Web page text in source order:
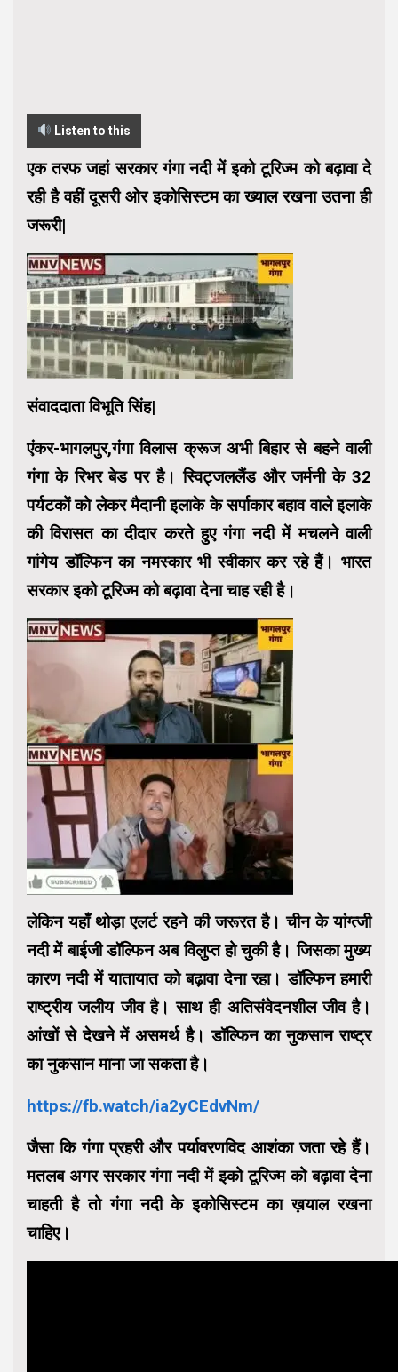
Listen to this
एक तरफ जहां सरकार गंगा नदी में इको टूरिज्म को बढ़ावा दे
रही है वहीं दूसरी ओर इकोसिस्टम का ख्याल रखना उतना ही
जरूरी|
संवाददाता विभूति सिंह|
एंकर-भागलपुर,गंगा विलास क्रूज अभी बिहार से बहने वाली
गंगा के रिभर बेड पर है। स्विट्जललैंड और जर्मनी के 32
पर्यटकों को लेकर मैदानी इलाके के सर्पाकार बहाव वाले इलाके
की विरासत का दीदार करते हुए गंगा नदी में मचलने वाली
गांगेय डॉल्फिन का नमस्कार भी स्वीकार कर रहे हैं। भारत
सरकार इको टूरिज्म को बढ़ावा देना चाह रही है।
लेकिन यहाँ थोड़ा एलर्ट रहने की जरूरत है। चीन के यांग्त्जी
नदी में बाईजी डॉल्फिन अब विलुप्त हो चुकी है। जिसका मुख्य
कारण नदी में यातायात को बढ़ावा देना रहा। डॉल्फिन हमारी
राष्ट्रीय जलीय जीव है। साथ ही अतिसंवेदनशील जीव है।
आंखों से देखने में असमर्थ है। डॉल्फिन का नुकसान राष्ट्र
का नुकसान माना जा सकता है।
https://fb.watch/ia2yCEdvNm/
जैसा कि गंगा प्रहरी और पर्यावरणविद आशंका जता रहे हैं।
मतलब अगर सरकार गंगा नदी में इको टूरिज्म को बढ़ावा देना
चाहती है तो गंगा नदी के इकोसिस्टम का ख़याल रखना
चाहिए।